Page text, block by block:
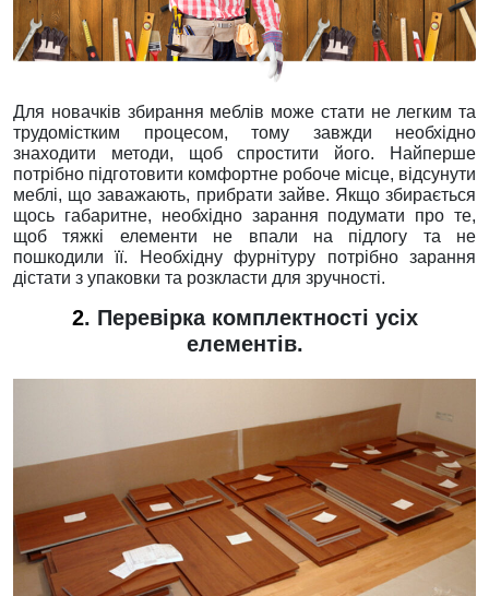
Для новачків збирання меблів може стати не легким та
трудомістким процесом, тому завжди необхідно
знаходити методи, щоб спростити його. Найперше
потрібно підготовити комфортне робоче місце, відсунути
меблі, що заважають, прибрати зайве. Якщо збирається
щось габаритне, необхідно зарання подумати про те,
щоб тяжкі елементи не впали на підлогу та не
пошкодили її. Необхідну фурнітуру потрібно зарання
дістати з упаковки та розкласти для зручності.
2. Перевірка комплектності усіх
елементів.